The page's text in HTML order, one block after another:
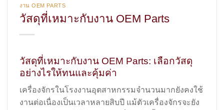
งาน OEM PARTS
วัสดุที่เหมาะกับงาน OEM Parts
วัสดุที่เหมาะกับงาน OEM Parts: เลือกวัสดุ
อย่างไรให้ทนและคุ้มค่า
เครื่องจักรในโรงงานอุตสาหกรรมจำนวนมากยังคงใช้
งานต่อเนื่องเป็นเวลาหลายสิบปี แม้ตัวเครื่องจักรจะยัง